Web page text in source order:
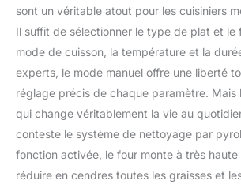
sont un véritable atout pour les cuisiniers
Il suffit de sélectionner le type de plat et le
mode de cuisson, la température et la
experts, le mode manuel offre une liberté
réglage précis de chaque paramètre. Mais
qui change véritablement la vie au
conteste le système de nettoyage par
fonction activée, le four monte à très
réduire en cendres toutes les graisses et